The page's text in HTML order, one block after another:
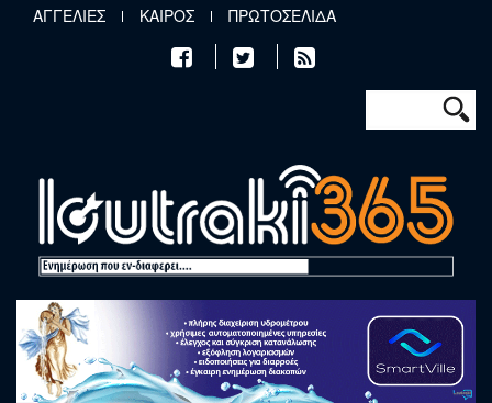
Παράκαμψη προς το κυρίως περιεχόμενο
ΑΓΓΕΛΙΕΣ ΚΑΙΡΟΣ ΠΡΩΤΟΣΕΛΙΔΑ
Φόρμα
Αναζήτηση